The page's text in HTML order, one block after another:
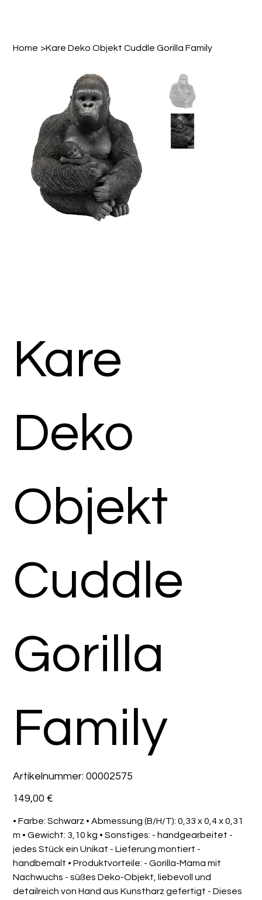
Home >Kare Deko Objekt Cuddle Gorilla Family
Kare
Deko
Objekt
Cuddle
Gorilla
Family
Artikelnummer: Artikelnummer:
00002575
00002575
Preis
149,00 €
• Farbe: Schwarz • Abmessung (B/H/T): 0,33 x 0,4 x 0,31
m • Gewicht: 3,10 kg • Sonstiges: - handgearbeitet -
jedes Stück ein Unikat - Lieferung montiert -
handbemalt • Produktvorteile: - Gorilla-Mama mit
Nachwuchs - süßes Deko-Objekt, liebevoll und
detailreich von Hand aus Kunstharz gefertigt - Dieses